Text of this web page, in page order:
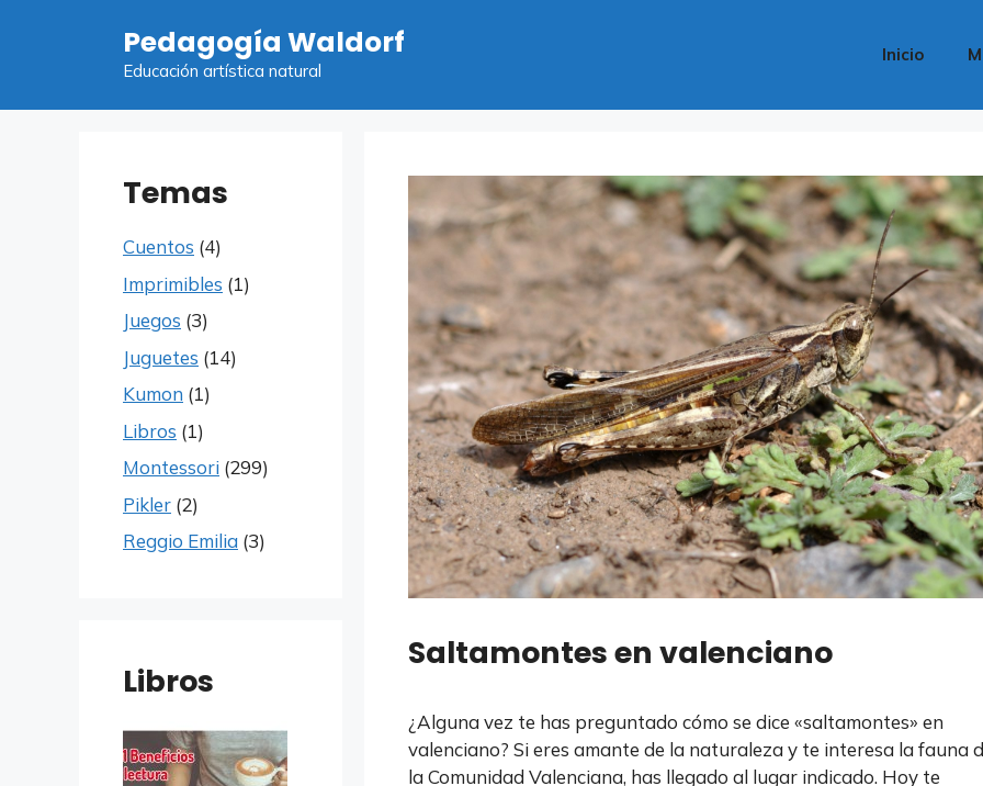
Pedagogía Waldorf
Educación artística natural
Inicio
Saltamontes en valenciano
¿Alguna vez te has preguntado cómo se dice «saltamontes» en
valenciano? Si eres amante de la naturaleza y te interesa la fauna
la Comunidad Valenciana, has llegado al lugar indicado. Hoy te
Temas
Cuentos (4)
Imprimibles (1)
Juegos (3)
Juguetes (14)
Kumon (1)
Libros (1)
Montessori (299)
Pikler (2)
Reggio Emilia (3)
Libros